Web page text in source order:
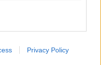
Privacy Policy